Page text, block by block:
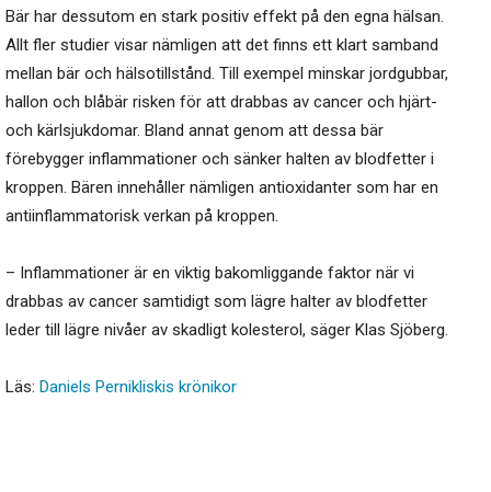
Bär har dessutom en stark positiv effekt på den egna hälsan.
Allt fler studier visar nämligen att det finns ett klart samband
mellan bär och hälsotillstånd. Till exempel minskar jordgubbar,
hallon och blåbär risken för att drabbas av cancer och hjärt-
och kärlsjukdomar. Bland annat genom att dessa bär
förebygger inflammationer och sänker halten av blodfetter i
kroppen. Bären innehåller nämligen antioxidanter som har en
antiinflammatorisk verkan på kroppen.
– Inflammationer är en viktig bakomliggande faktor när vi
drabbas av cancer samtidigt som lägre halter av blodfetter
leder till lägre nivåer av skadligt kolesterol, säger Klas Sjöberg.
Läs: Daniels Pernikliskis krönikor